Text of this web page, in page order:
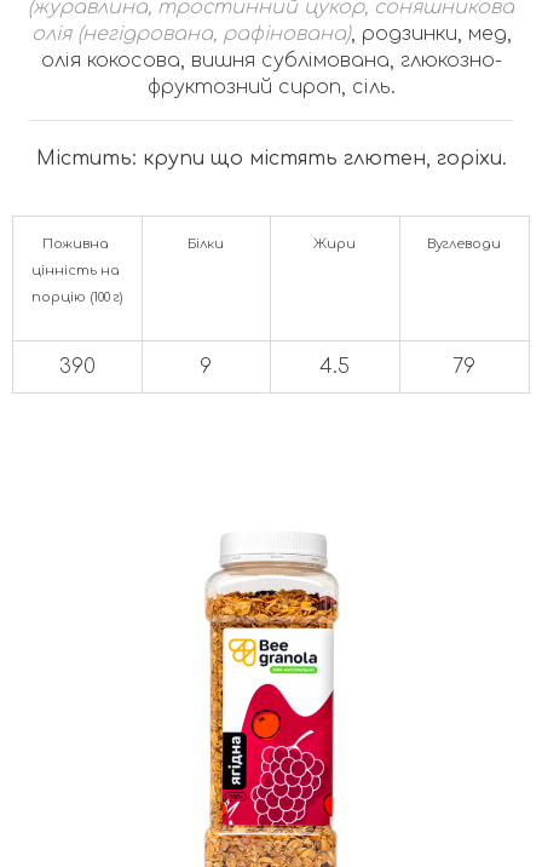
(журавлина, тростинний цукор, соняшникова
олія (негідрована, рафінована), родзинки, мед,
олія кокосова, вишня сублімована, глюкозно-
фруктозний сироп, сіль.
Містить: крупи що містять глютен, горіхи.
Поживна
цінність на
порцію (100 г)
Білки Жири Вуглеводи
390 9 4.5 79